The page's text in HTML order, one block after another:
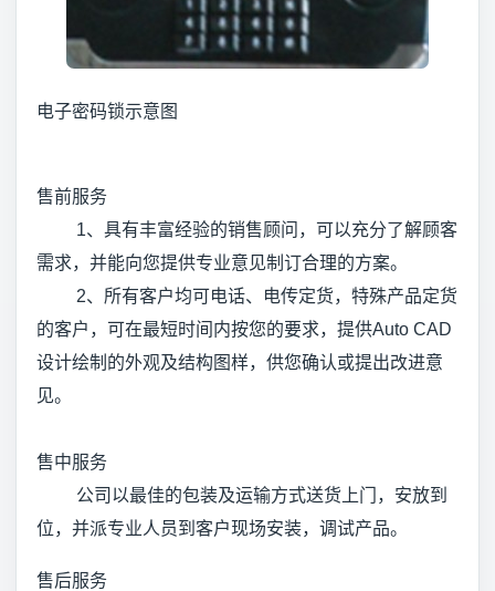
电子密码锁示意图
售前服务
1、具有丰富经验的销售顾问，可以充分了解顾客
需求，并能向您提供专业意见制订合理的方案。
2、所有客户均可电话、电传定货，特殊产品定货
的客户，可在最短时间内按您的要求，提供Auto CAD
设计绘制的外观及结构图样，供您确认或提出改进意
见。
售中服务
公司以最佳的包装及运输方式送货上门，安放到
位，并派专业人员到客户现场安装，调试产品。
售后服务